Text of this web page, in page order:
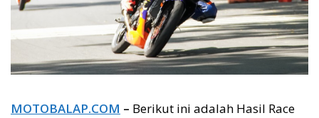
MOTOBALAP.COM – Berikut ini adalah Hasil Race